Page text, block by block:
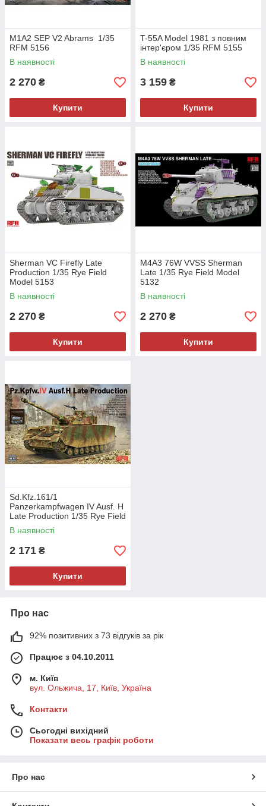
M1A2 SEP V2 Abrams 1/35
RFM 5156
В наявності
2 270 ₴
Купити
T-55A Model 1981 з повним
інтер'єром 1/35 RFM 5155
В наявності
3 159 ₴
Купити
Sherman VC Firefly Late
Production 1/35 Rye Field
Model 5153
В наявності
2 270 ₴
Купити
M4A3 76W VVSS Sherman
Late 1/35 Rye Field Model
5132
В наявності
2 270 ₴
Купити
Sd.Kfz.161/1
Panzerkampfwagen IV Ausf. H
Late Production 1/35 Rye Field
Model 5127
В наявності
2 171 ₴
Купити
Про нас
92% позитивних з 73 відгуків за рік
Працює з 04.10.2011
м. Київ
вул. Ольжича, 17, Київ, Україна
Контакти
Сьогодні вихідний
Показати весь графік роботи
Про нас